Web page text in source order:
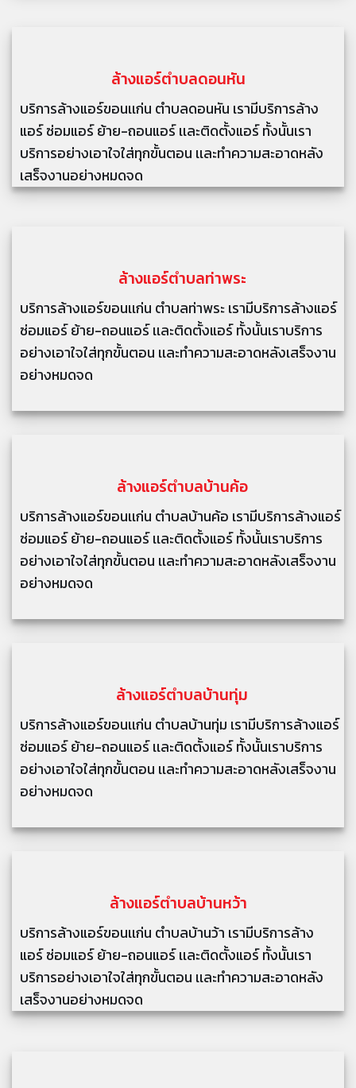
ล้างแอร์ตำบลดอนหัน
บริการล้างแอร์ขอนเเก่น ตำบลดอนหัน เรามีบริการล้าง
แอร์ ซ่อมแอร์ ย้าย-ถอนแอร์ เเละติดตั้งแอร์ ทั้งนั้นเรา
บริการอย่างเอาใจใส่ทุกขั้นตอน เเละทำความสะอาดหลัง
เสร็จงานอย่างหมดจด
ล้างแอร์ตำบลท่าพระ
บริการล้างแอร์ขอนเเก่น ตำบลท่าพระ เรามีบริการล้างแอร์
ซ่อมแอร์ ย้าย-ถอนแอร์ เเละติดตั้งแอร์ ทั้งนั้นเราบริการ
อย่างเอาใจใส่ทุกขั้นตอน เเละทำความสะอาดหลังเสร็จงาน
อย่างหมดจด
ล้างแอร์ตำบลบ้านค้อ
บริการล้างแอร์ขอนเเก่น ตำบลบ้านค้อ เรามีบริการล้างแอร์
ซ่อมแอร์ ย้าย-ถอนแอร์ เเละติดตั้งแอร์ ทั้งนั้นเราบริการ
อย่างเอาใจใส่ทุกขั้นตอน เเละทำความสะอาดหลังเสร็จงาน
อย่างหมดจด
ล้างแอร์ตำบลบ้านทุ่ม
บริการล้างแอร์ขอนเเก่น ตำบลบ้านทุ่ม เรามีบริการล้างแอร์
ซ่อมแอร์ ย้าย-ถอนแอร์ เเละติดตั้งแอร์ ทั้งนั้นเราบริการ
อย่างเอาใจใส่ทุกขั้นตอน เเละทำความสะอาดหลังเสร็จงาน
อย่างหมดจด
ล้างแอร์ตำบลบ้านหว้า
บริการล้างแอร์ขอนเเก่น ตำบลบ้านว้า เรามีบริการล้าง
แอร์ ซ่อมแอร์ ย้าย-ถอนแอร์ เเละติดตั้งแอร์ ทั้งนั้นเรา
บริการอย่างเอาใจใส่ทุกขั้นตอน เเละทำความสะอาดหลัง
เสร็จงานอย่างหมดจด